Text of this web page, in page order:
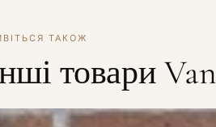
ТАКОЖ
товари